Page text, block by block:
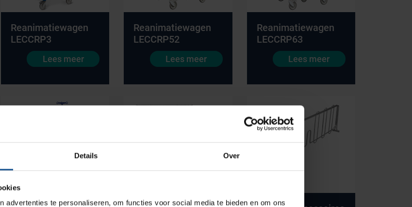
Details Over
advertenties te personaliseren, om functies voor social media te bieden en om ons
Reanimatiewagen
LECCRP3
Lees meer
Reanimatiewagen
LECCRP52
Lees meer
Reanimatiewagen
LECCRP63
Lees meer
Productlijnen
Medische afvalverpakkingen
Opslagmogelijkheden
Medische (verzorgings)wagens
Medicijn- en verbandkasten
Onze merken
Hammerlit
Metro
Zarges
BINBIN